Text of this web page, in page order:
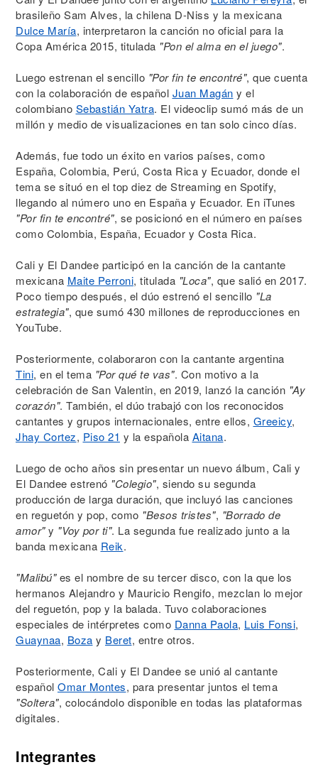
brasileño Sam Alves, la chilena D-Niss y la mexicana
Dulce María, interpretaron la canción no oficial para la
Copa América 2015, titulada "Pon el alma en el juego".
Luego estrenan el sencillo "Por fin te encontré", que cuenta
con la colaboración de español Juan Magán y el
colombiano Sebastián Yatra. El videoclip sumó más de un
millón y medio de visualizaciones en tan solo cinco días.
Además, fue todo un éxito en varios países, como
España, Colombia, Perú, Costa Rica y Ecuador, donde el
tema se situó en el top diez de Streaming en Spotify,
llegando al número uno en España y Ecuador. En iTunes
"Por fin te encontré", se posicionó en el número en países
como Colombia, España, Ecuador y Costa Rica.
Cali y El Dandee participó en la canción de la cantante
mexicana Maite Perroni, titulada "Loca", que salió en 2017.
Poco tiempo después, el dúo estrenó el sencillo "La
estrategia", que sumó 430 millones de reproducciones en
YouTube.
Posteriormente, colaboraron con la cantante argentina
Tini, en el tema "Por qué te vas". Con motivo a la
celebración de San Valentin, en 2019, lanzó la canción "Ay
corazón". También, el dúo trabajó con los reconocidos
cantantes y grupos internacionales, entre ellos, Greeicy,
Jhay Cortez, Piso 21 y la española Aitana.
Luego de ocho años sin presentar un nuevo álbum, Cali y
El Dandee estrenó "Colegio", siendo su segunda
producción de larga duración, que incluyó las canciones
en reguetón y pop, como "Besos tristes", "Borrado de
amor"y "Voy por ti". La segunda fue realizado junto a la
banda mexicana Reik.
"Malibú"es el nombre de su tercer disco, con la que los
hermanos Alejandro y Mauricio Rengifo, mezclan lo mejor
del reguetón, pop y la balada. Tuvo colaboraciones
especiales de intérpretes como Danna Paola, Luis Fonsi,
Guaynaa, Boza y Beret, entre otros.
Posteriormente, Cali y El Dandee se unió al cantante
español Omar Montes, para presentar juntos el tema
"Soltera", colocándolo disponible en todas las plataformas
digitales.
Integrantes